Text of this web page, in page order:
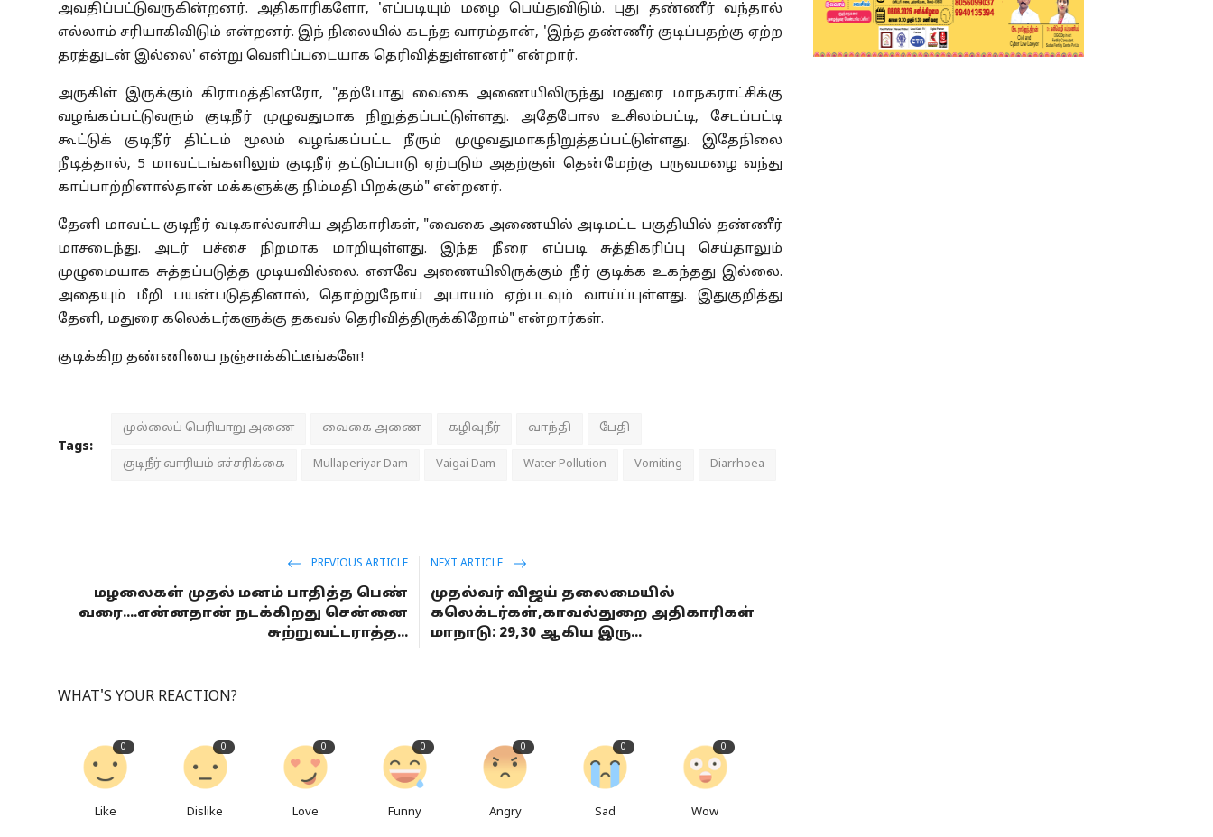
அவதிப்பட்டுவருகின்றனர். அதிகாரிகளோ, 'எப்படியும் மழை பெய்துவிடும். புது தண்ணீர் வந்தால்
எல்லாம் சரியாகிவிடும் என்றனர். இந் நிலையில் கடந்த வாரம்தான், 'இந்த தண்ணீர் குடிப்பதற்கு ஏற்ற
தரத்துடன் இல்லை' என்று வெளிப்படையாக தெரிவித்துள்ளனர்" என்றார்.
அருகிள் இருக்கும் கிராமத்தினரோ, "தற்போது வைகை அணையிலிருந்து மதுரை மாநகராட்சிக்கு
வழங்கப்பட்டுவரும் குடிநீர் முழுவதுமாக நிறுத்தப்பட்டுள்ளது. அதேபோல உசிலம்பட்டி, சேடப்பட்டி
கூட்டுக் குடிநீர் திட்டம் மூலம் வழங்கப்பட்ட நீரும் முழுவதுமாகநிறுத்தப்பட்டுள்ளது. இதேநிலை
நீடித்தால், 5 மாவட்டங்களிலும் குடிநீர் தட்டுப்பாடு ஏற்படும் அதற்குள் தென்மேற்கு பருவமழை வந்து
காப்பாற்றினால்தான் மக்களுக்கு நிம்மதி பிறக்கும்" என்றனர்.
தேனி மாவட்ட குடிநீர் வடிகால்வாசிய அதிகாரிகள், "வைகை அணையில் அடிமட்ட பகுதியில் தண்ணீர்
மாசடைந்து. அடர் பச்சை நிறமாக மாறியுள்ளது. இந்த நீரை எப்படி சுத்திகரிப்பு செய்தாலும்
முழுமையாக சுத்தப்படுத்த முடியவில்லை. எனவே அணையிலிருக்கும் நீர் குடிக்க உகந்தது இல்லை.
அதையும் மீறி பயன்படுத்தினால், தொற்றுநோய் அபாயம் ஏற்படவும் வாய்ப்புள்ளது. இதுகுறித்து
தேனி, மதுரை கலெக்டர்களுக்கு தகவல் தெரிவித்திருக்கிறோம்" என்றார்கள்.
குடிக்கிற தண்ணியை நஞ்சாக்கிட்டீங்களே!
Tags:
முல்லைப் பெரியாறு அணை வைகை அணை கழிவுநீர் வாந்தி பேதி
குடிநீர் வாரியம் எச்சரிக்கை Mullaperiyar Dam Vaigai Dam Water Pollution Vomiting Diarrhoea
PREVIOUS ARTICLE
மழலைகள் முதல் மனம் பாதித்த பெண்
வரை....என்னதான் நடக்கிறது சென்னை
சுற்றுவட்டராத்த...
NEXT ARTICLE
முதல்வர் விஜய் தலைமையில்
கலெக்டர்கள்,காவல்துறை அதிகாரிகள்
மாநாடு: 29,30 ஆகிய இரு...
WHAT'S YOUR REACTION?
0
Like
0
Dislike
0
Love
0
Funny
0
Angry
0
Sad
0
Wow